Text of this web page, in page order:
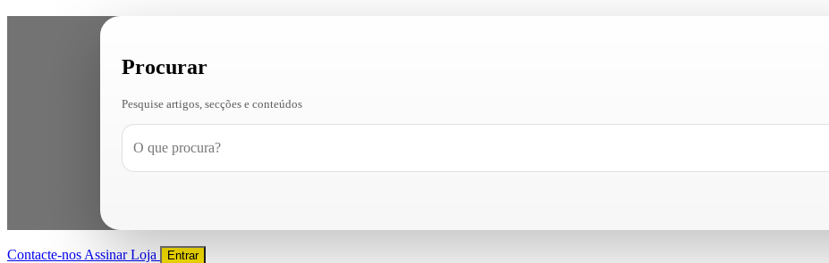
Procurar
Pesquise artigos, secções e conteúdos
Contacte-nos AssinarLoja Entrar